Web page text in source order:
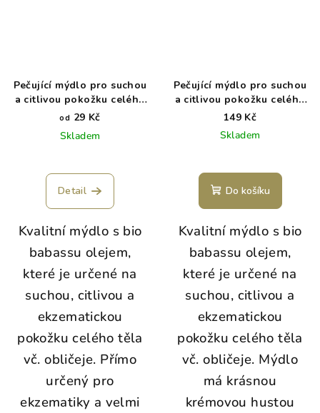
Pečující mýdlo pro suchou
a citlivou pokožku celého
těla
od 29 Kč
Skladem
Detail
Kvalitní mýdlo s bio
babassu olejem,
které je určené na
suchou, citlivou a
ekzematickou
pokožku celého těla
vč. obličeje. Přímo
určený pro
ekzematiky a velmi
Pečující mýdlo pro suchou
a citlivou pokožku celého
těla ROBOT velký
149 Kč
Skladem
Do košíku
Kvalitní mýdlo s bio
babassu olejem,
které je určené na
suchou, citlivou a
ekzematickou
pokožku celého těla
vč. obličeje. Mýdlo
má krásnou
krémovou hustou